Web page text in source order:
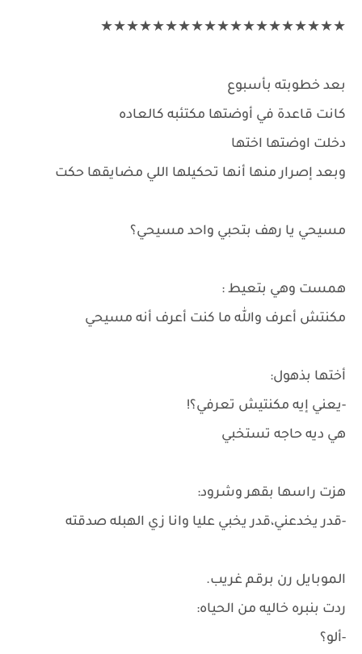
★★★★★★★★★★★★★★★★★★★
بعد خطوبته بأسبوع
كانت قاعدة في أوضتها مكتئبه كالعاده
دخلت اوضتها اختها
وبعد إصرار منها أنها تحكيلها اللي مضايقها حكت
مسيحي يا رهف بتحبي واحد مسيحي؟
همست وهي بتعيط :
مكنتش أعرف والله ما كنت أعرف أنه مسيحي
أختها بذهول:
-يعني إيه مكنتيش تعرفي؟!
هي ديه حاجه تستخبي
هزت راسها بقهر وشرود:
-قدر يخدعني،قدر يخبي عليا وانا زي الهبله صدقته
الموبايل رن برقم غريب.
ردت بنبره خاليه من الحياه:
-ألو؟